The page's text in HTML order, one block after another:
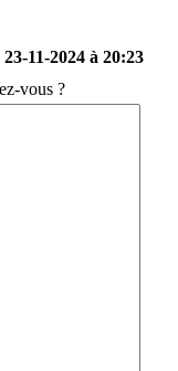
23-11-2024 à 20:23
vous ?